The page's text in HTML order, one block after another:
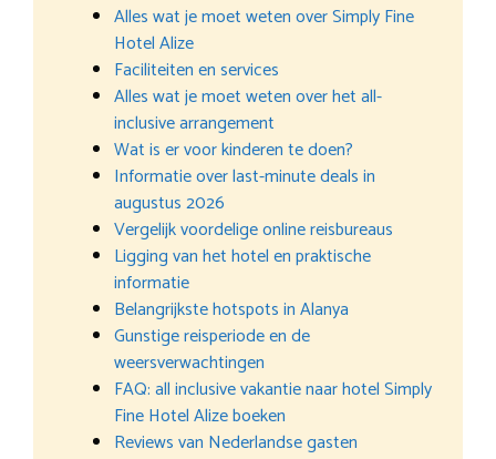
Alles wat je moet weten over Simply Fine
Hotel Alize
Faciliteiten en services
Alles wat je moet weten over het all-
inclusive arrangement
Wat is er voor kinderen te doen?
Informatie over last-minute deals in
augustus 2026
Vergelijk voordelige online reisbureaus
Ligging van het hotel en praktische
informatie
Belangrijkste hotspots in Alanya
Gunstige reisperiode en de
weersverwachtingen
FAQ: all inclusive vakantie naar hotel Simply
Fine Hotel Alize boeken
Reviews van Nederlandse gasten